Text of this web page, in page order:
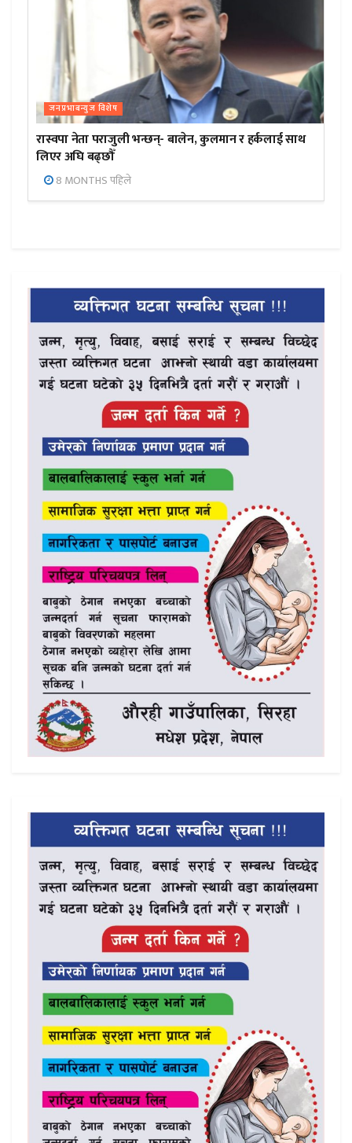
जनप्रभाबन्युज विशेष
रास्वपा नेता पराजुली भन्छन्- बालेन, कुलमान र हर्कलाई साथ
लिएर अघि बढ्छौँ
8 MONTHS पहिले